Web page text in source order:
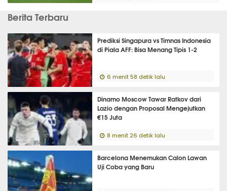
Berita Terbaru
Prediksi Singapura vs Timnas Indonesia
di Piala AFF: Bisa Menang Tipis 1-2
6 menit 58 detik lalu
Dinamo Moscow Tawar Ratkov dari
Lazio dengan Proposal Mengejutkan
€15 Juta
8 menit 26 detik lalu
Barcelona Menemukan Calon Lawan
Uji Coba yang Baru